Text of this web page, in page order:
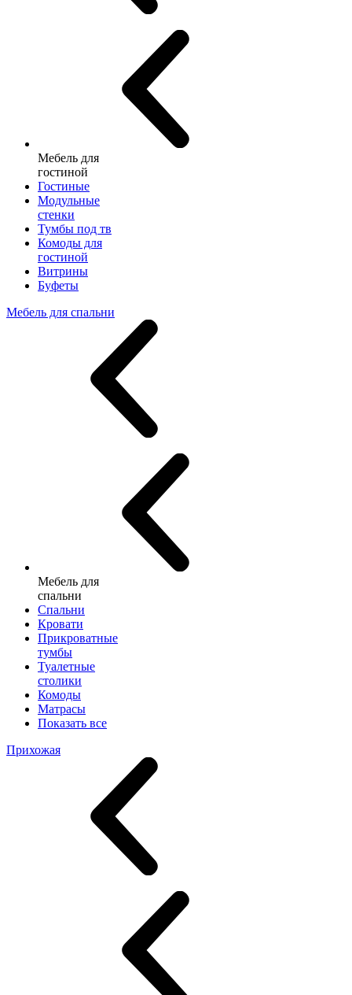
Мебель для
гостиной
Гостиные
Модульные
стенки
Тумбы под тв
Комоды для
гостиной
Витрины
Буфеты
Мебель для спальни
Мебель для
спальни
Спальни
Кровати
Прикроватные
тумбы
Туалетные
столики
Комоды
Матрасы
Показать все
Прихожая